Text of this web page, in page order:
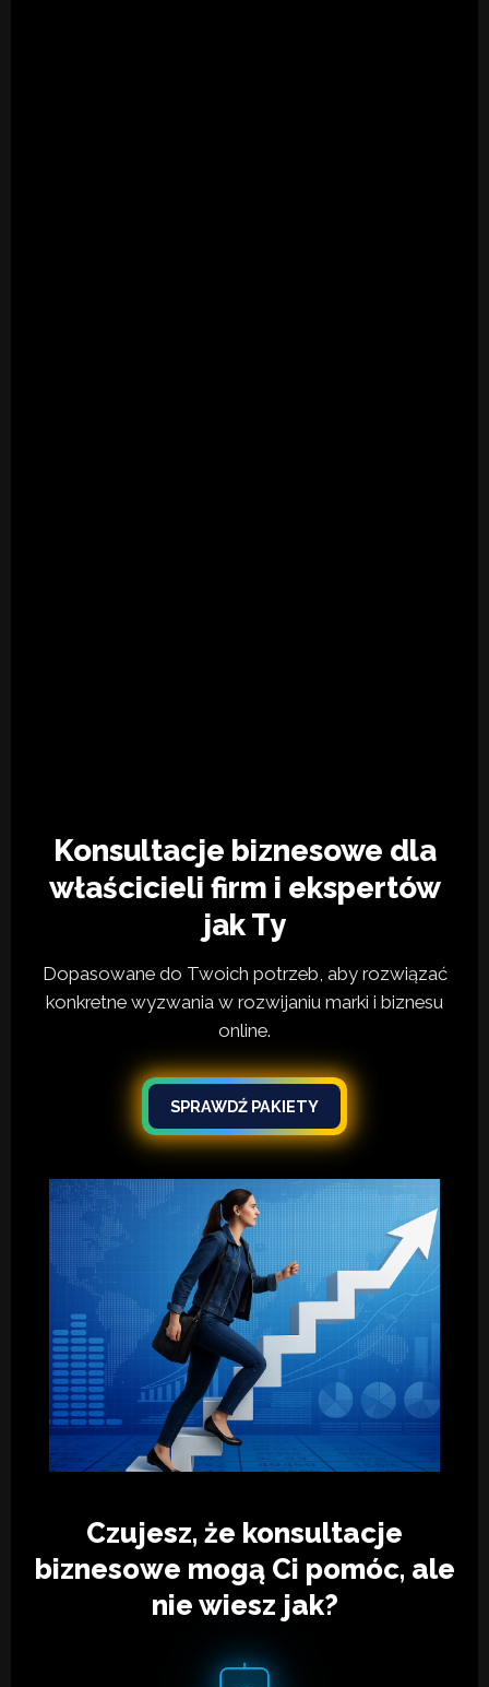
Konsultacje biznesowe dla
właścicieli firm i ekspertów
jak Ty
Dopasowane do Twoich potrzeb, aby rozwiązać
konkretne wyzwania w rozwijaniu marki i biznesu
online.
SPRAWDŹ PAKIETY
Czujesz, że konsultacje
biznesowe mogą Ci pomóc, ale
nie wiesz jak?